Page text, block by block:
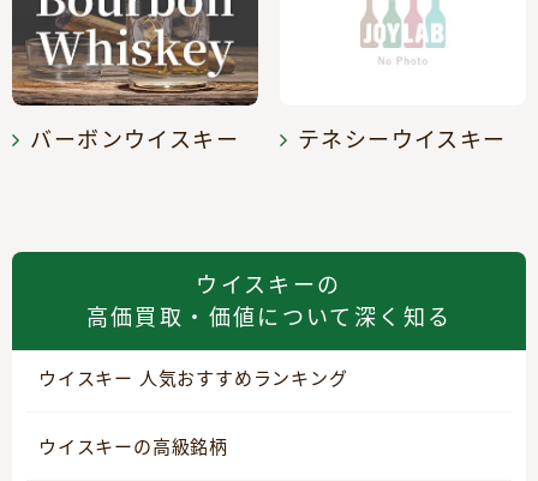
バーボンウイスキー テネシーウイスキー
ウイスキーの
高価買取・価値について深く知る
ウイスキー 人気おすすめランキング
ウイスキーの高級銘柄